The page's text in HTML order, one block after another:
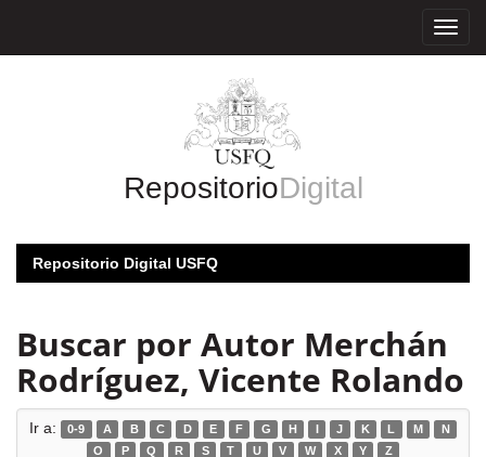
RepositorioDigital
Repositorio Digital USFQ
Buscar por Autor Merchán
Rodríguez, Vicente Rolando
Ir a: 0-9 A B C D E F G H I J K L M
N
O
P Q R S T U V W X Y Z